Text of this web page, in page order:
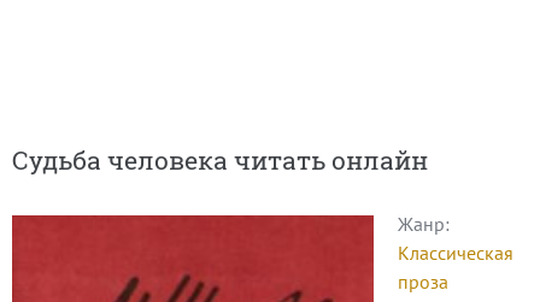
Судьба человека читать онлайн
Жанр:
Классическая
проза